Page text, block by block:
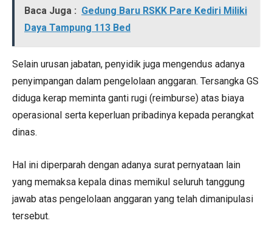
Baca Juga : Gedung Baru RSKK Pare Kediri Miliki
Daya Tampung 113 Bed
Selain urusan jabatan, penyidik juga mengendus adanya
penyimpangan dalam pengelolaan anggaran. Tersangka GS
diduga kerap meminta ganti rugi (reimburse) atas biaya
operasional serta keperluan pribadinya kepada perangkat
dinas.
Hal ini diperparah dengan adanya surat pernyataan lain
yang memaksa kepala dinas memikul seluruh tanggung
jawab atas pengelolaan anggaran yang telah dimanipulasi
tersebut.